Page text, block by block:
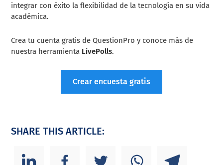
integrar con éxito la flexibilidad de la tecnología en su vida
académica.
Crea tu cuenta gratis de QuestionPro y conoce más de
nuestra herramienta LivePolls.
Crear encuesta gratis
SHARE THIS ARTICLE: